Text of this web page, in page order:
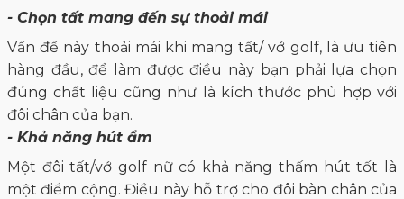
- Chọn tất mang đến sự thoải mái
Vấn đề này thoải mái khi mang tất/ vớ golf, là ưu tiên
hàng đầu, để làm được điều này bạn phải lựa chọn
đúng chất liệu cũng như là kích thước phù hợp với
đôi chân của bạn.
- Khả năng hút ẩm
Một đôi tất/vớ golf nữ có khả năng thấm hút tốt là
một điểm cộng. Điều này hỗ trợ cho đôi bàn chân của